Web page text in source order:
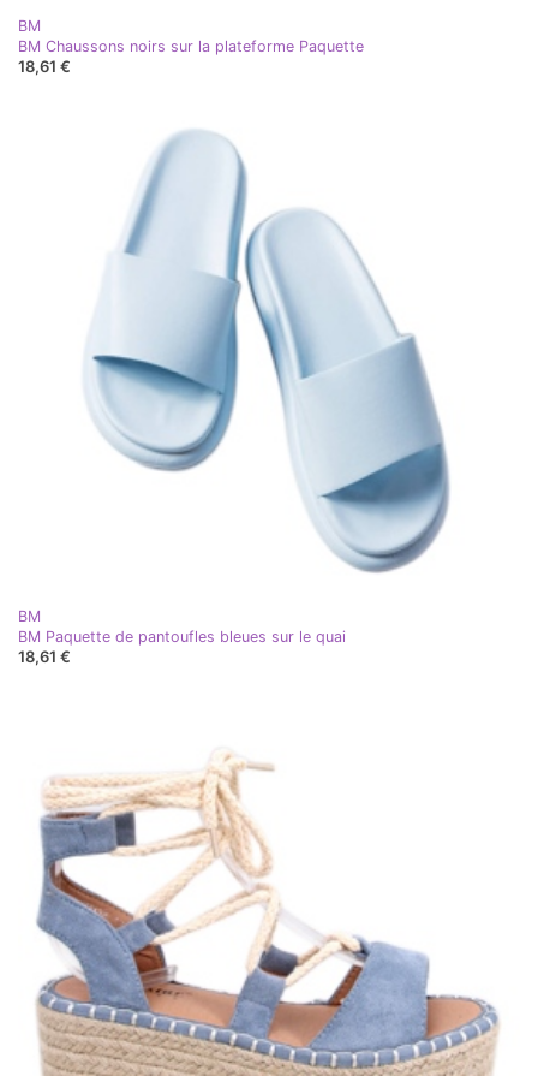
BM
BM Chaussons noirs sur la plateforme Paquette
18,61 €
BM
BM Paquette de pantoufles bleues sur le quai
18,61 €